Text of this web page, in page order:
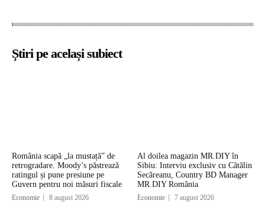
Știri pe același subiect
România scapă „la mustață” de
retrogradare. Moody’s păstrează
ratingul și pune presiune pe
Guvern pentru noi măsuri fiscale
Economie 8 august 2026
Al doilea magazin MR.DIY în
Sibiu: Interviu exclusiv cu Cătălin
Secăreanu, Country BD Manager
MR.DIY România
Economie 7 august 2026